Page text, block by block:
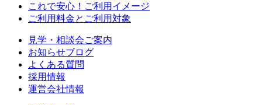
これで安心！ご利用イメージ
ご利用料金とご利用対象
見学・相談会ご案内
お知らせブログ
よくある質問
採用情報
運営会社情報